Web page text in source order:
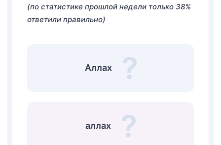
(по статистике прошлой недели только 38%
ответили правильно)
Аллах
аллах